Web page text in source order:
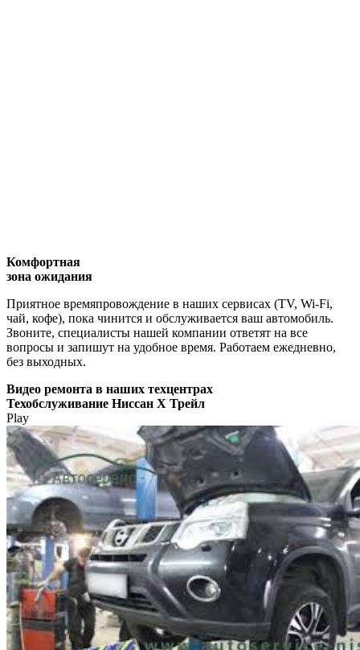
Комфортная
зона ожидания
Приятное времяпровождение в наших сервисах (TV, Wi-Fi,
чай, кофе), пока чинится и обслуживается ваш автомобиль.
Звоните, специалисты нашей компании ответят на все
вопросы и запишут на удобное время. Работаем ежедневно,
без выходных.
Видео ремонта в наших техцентрах
Техобслуживание Ниссан Х Трейл
Play